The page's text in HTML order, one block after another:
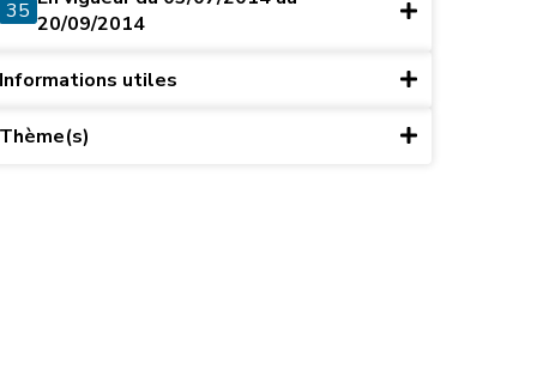
35 20/09/2014
Informations utiles
Thème(s)